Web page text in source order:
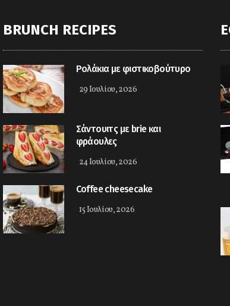
BRUNCH RECIPES
Ρολάκια με φιστικοβούτυρο
29 Ιουλίου, 2026
Σάντουιτς με brie και
φράουλες
24 Ιουλίου, 2026
Coffee cheesecake
15 Ιουλίου, 2026